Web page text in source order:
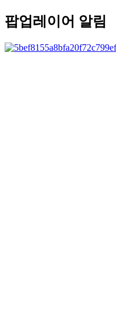
팝업레이어 알림